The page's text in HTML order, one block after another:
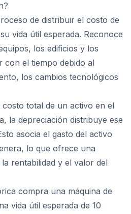
de distribuir el costo de
vida útil esperada. Reconoce
los edificios y los
el tiempo debido al
los cambios tecnológicos
total de un activo en el
la depreciación distribuye ese
asocia el gasto del activo
lo que ofrece una
rentabilidad y el valor del
compra una máquina de
vida útil esperada de 10